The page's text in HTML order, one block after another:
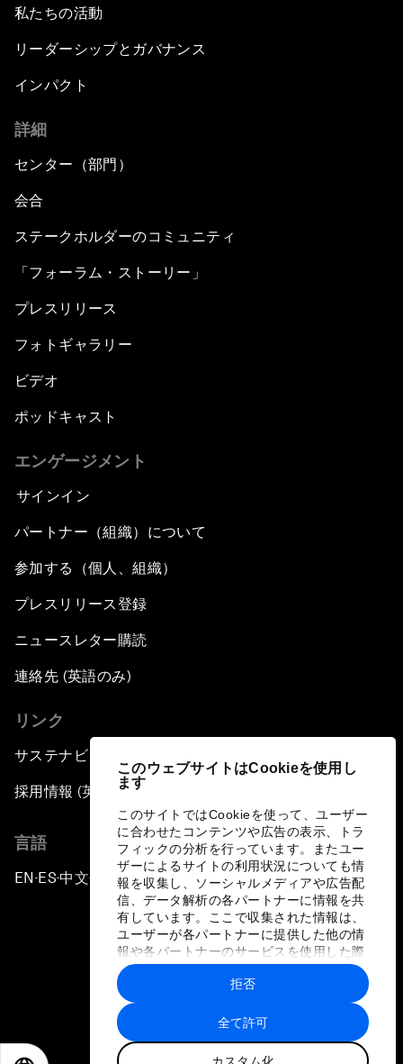
このウェブサイトはCookieを使用し
ます
このサイトではCookieを使って、ユーザー
に合わせたコンテンツや広告の表示、トラ
フィックの分析を行っています。またユー
ザーによるサイトの利用状況についても情
報を収集し、ソーシャルメディアや広告配
信、データ解析の各パートナーに情報を共
有しています。ここで収集された情報は、
ユーザーが各パートナーに提供した他の情
報や各パートナーのサービスを使用した際
に収集された情報と組み合わされ、各パー
トナーによって使用されることがありま
す。
全て許可
カスタム化
拒否
私たちの活動
リーダーシップとガバナンス
インパクト
詳細
センター（部門）
会合
ステークホルダーのコミュニティ
「フォーラム・ストーリー」
プレスリリース
フォトギャラリー
ビデオ
ポッドキャスト
エンゲージメント
サインイン
パートナー（組織）について
参加する（個人、組織）
プレスリリース登録
ニュースレター購読
連絡先 (英語のみ)
リンク
サステナビリティへの取り組み
採用情報 (英語のみ)
言語
EN ▪ ES▪中文▪ 日本語
プライバシーポリシーと利用規約
サイトマップ